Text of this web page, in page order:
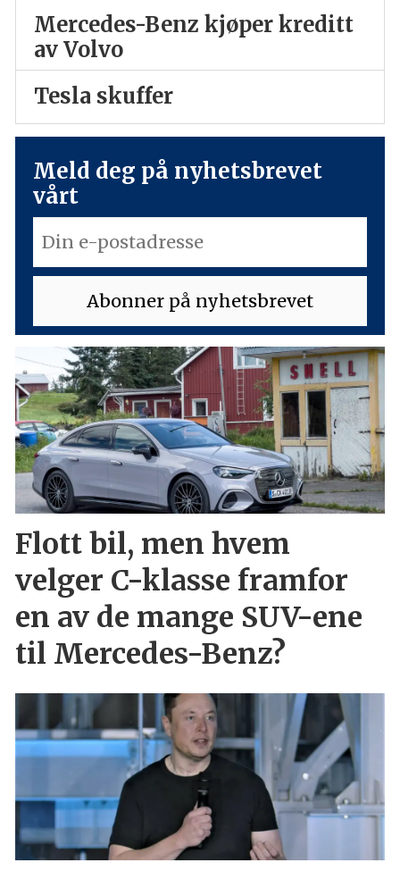
Mercedes-Benz kjøper kreditt
av Volvo
Tesla skuffer
Meld deg på nyhetsbrevet
vårt
Flott bil, men hvem
velger C-klasse framfor
en av de mange SUV-ene
til Mercedes-Benz?